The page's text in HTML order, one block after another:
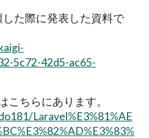
た際に発表した資料で
5c72-42d5-ac65-
こちらにあります。
Laravel%E3%81%AE